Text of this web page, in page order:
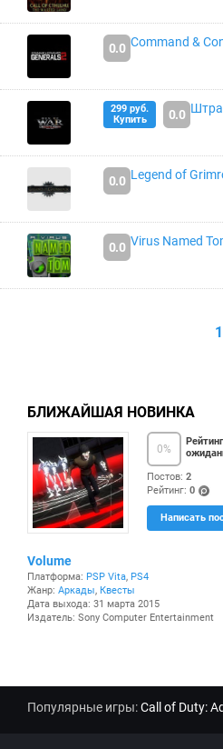
0.0 Command &
299 руб.
Купить
0.0
0.0 Legend of
0.0 Virus Named
1
БЛИЖАЙШАЯ НОВИНКА
0%
Рейтинг
Постов: 2
Рейтинг: 0
(po
ints
)
Написать
Volume
Платформа: PSP Vita PS4
Жанр: Аркады Квесты
Дата выхода: 31 марта 2015
Издатель: Sony Computer Entertainment
Популярные игры:Call of Duty: